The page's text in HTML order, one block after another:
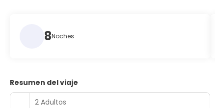
8Noches
Resumen del viaje
2 Adultos